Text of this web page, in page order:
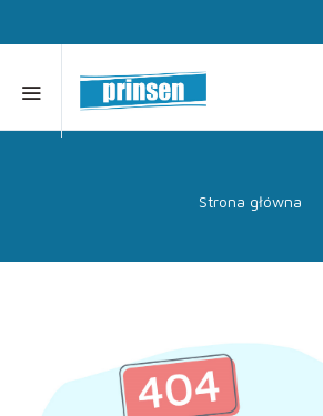
Strona główna